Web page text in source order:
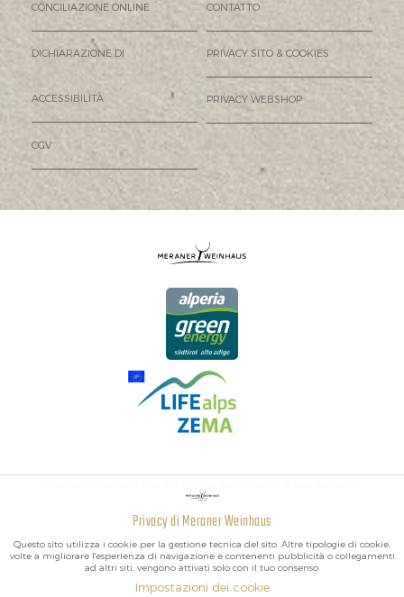
CONCILIAZIONE ONLINE CONTATTO
DICHIARAZIONE DI
ACCESSIBILITÀ
PRIVACY SITO & COOKIES
PRIVACY WEBSHOP
CGV
I MIGLIORI VINI DELL'ALTO ADIGE, DELL'ITALIA E DEL MONDO.
Privacy di Meraner Weinhaus
Questo sito utilizza i cookie per la gestione tecnica del sito. Altre tipologie di cookie,
volte a migliorare l'esperienza di navigazione e contenenti pubblicità o collegamenti
ad altri siti, vengono attivati solo con il tuo consenso.
Impostazioni dei cookie